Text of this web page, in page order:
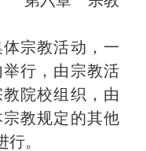
宗教活动，一
行，由宗教活
院校组织，由
教规定的其他
。